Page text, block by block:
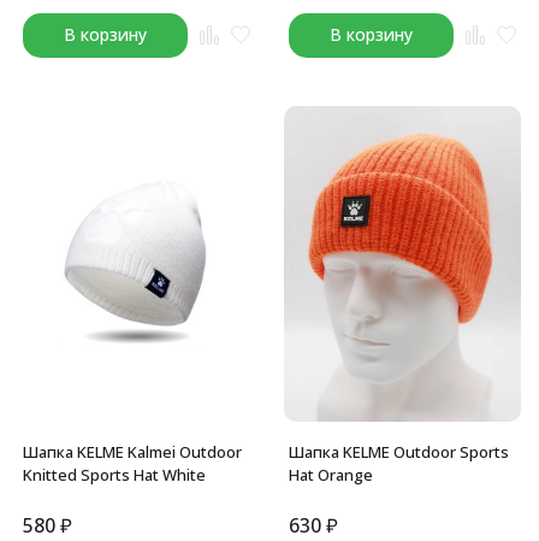
В корзину В корзину
Шапка KELME Kalmei Outdoor
Knitted Sports Hat White
580₽
Шапка KELME Outdoor Sports
Hat Orange
630₽